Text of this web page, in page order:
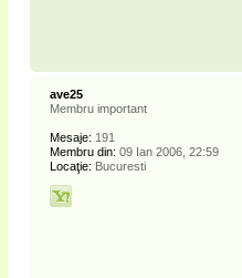
ave25
Membru important
Mesaje: 191
Membru din: 09 Ian 2006, 22:59
Locaţie: Bucuresti